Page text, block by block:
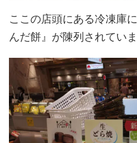
ここの店頭にある冷凍庫
んだ餅』が陳列されていま